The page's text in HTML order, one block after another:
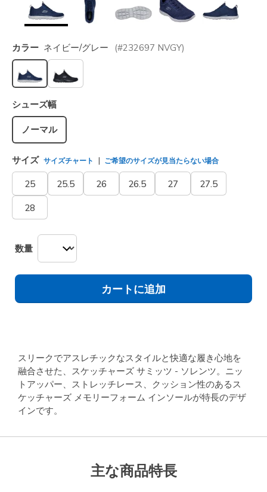
カラー ネイビー/グレー (#232697 NVGY)
選択されました
シューズ幅
ノーマル
サイズ サイズチャート ご希望のサイズが見当たらない場合
25 25.5 26 26.5 27 27.5
28
数量
カートに追加
スリークでアスレチックなスタイルと快適な履き心地を
融合させた、スケッチャーズ サミッツ - ソレンツ。ニッ
トアッパー、ストレッチレース、クッション性のあるス
ケッチャーズ メモリーフォーム インソールが特長のデザ
インです。
主な商品特長